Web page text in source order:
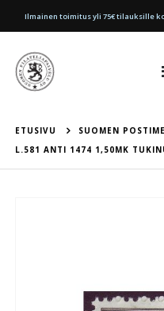
Ilmainen toimitus yli 75€ tilauksille
ETUSIVU SUOMEN
L.581 ANTI 1474 1,50MK